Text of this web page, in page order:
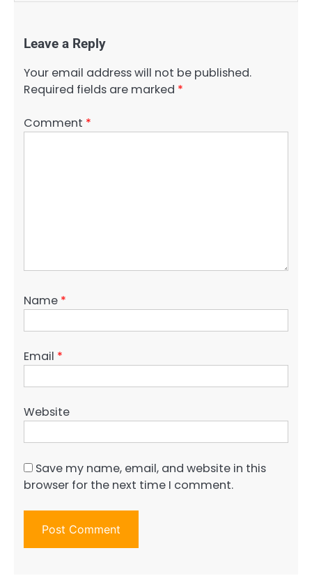
Leave a Reply
Your email address will not be published.
Required fields are marked *
Comment *
Name *
Email *
Website
Save my name, email, and website in this
browser for the next time I comment.